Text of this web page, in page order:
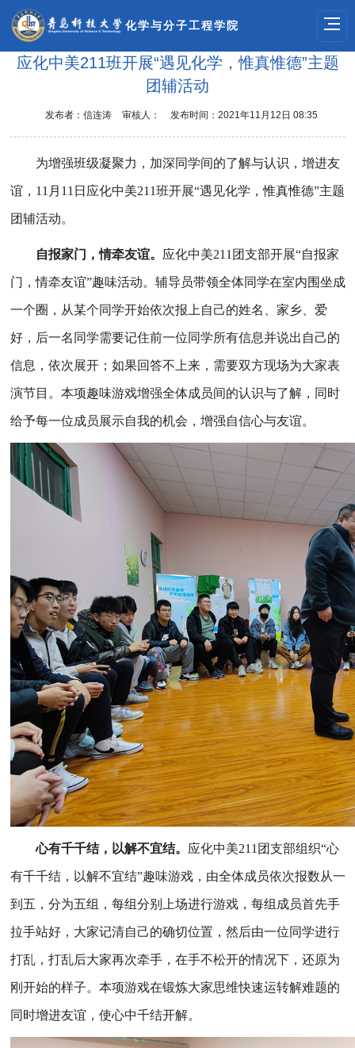
化学与分子工程学院
应化中美211​班开展“遇见化学，惟真惟德”主题
团辅活动
发布者：信连涛 审核人： 发布时间：2021年11月12日 08:35
为增强班级凝聚力，加深同学间的了解与认识，增进友
谊， 11月11日应化中美211班开展“遇见化学，惟真惟德”主题
团辅活动。
自报家门，情牵友谊。 应化中美211团支部开展“自报家
门，情牵友谊”趣味活动。辅导员带领全体同学在室内围坐成
一个圈，从某个同学开始依次报上自己的姓名、家乡、爱
好，后一名同学需要记住前一位同学所有信息并说出自己的
信息，依次展开；如果回答不上来，需要双方现场为大家表
演节目。本项趣味游戏增强全体成员间的认识与了解，同时
给予每一位成员展示自我的机会，增强自信心与友谊。
心有千千结，以解不宜结。 应化中美211团支部组织“心
有千千结，以解不宜结”趣味游戏，由全体成员依次报数从一
到五，分为五组，每组分别上场进行游戏，每组成员首先手
拉手站好，大家记清自己的确切位置，然后由一位同学进行
打乱，打乱后大家再次牵手，在手不松开的情况下，还原为
刚开始的样子。本项游戏在锻炼大家思维快速运转解难题的
同时增进友谊，使心中千结开解。